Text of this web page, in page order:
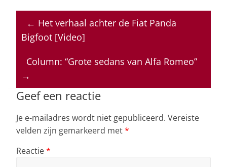
at
s
A
p
p
c
e
b
o
o
k
k
e
n
re
a
s
ai
l
← Het verhaal achter de Fiat Panda
Bigfoot [Video]
Column: “Grote sedans van Alfa Romeo”
→
Geef een reactie
Je e-mailadres wordt niet gepubliceerd. Vereiste
velden zijn gemarkeerd met*
Reactie*